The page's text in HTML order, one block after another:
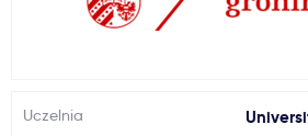
Formularz
Uczelnia